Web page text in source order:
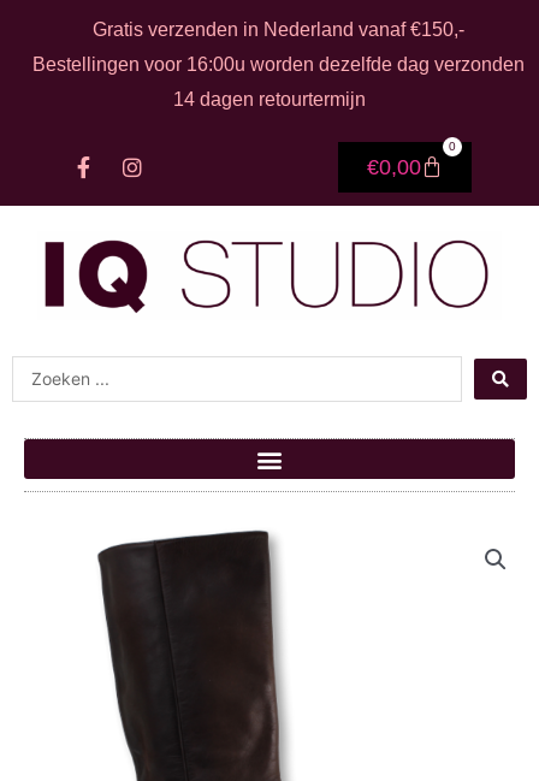
Ga naar de inhoud
Gratis verzenden in Nederland vanaf €150,-
Bestellingen voor 16:00u worden dezelfde dag verzonden
14 dagen retourtermijn
F
a
b
o
o
k
f
I
n
a
g
a
€0,00
0
Search ...